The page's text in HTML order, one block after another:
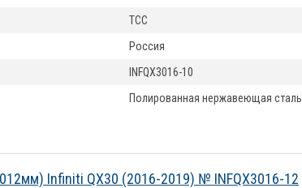
ТСС
Россия
INFQX3016-10
Полированная нержавеющая сталь
Infiniti QX30 (2016-2019) № INFQX3016-12